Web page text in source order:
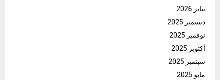
يناير 2026
ديسمبر 2025
نوفمبر 2025
أكتوبر 2025
سبتمبر 2025
مايو 2025